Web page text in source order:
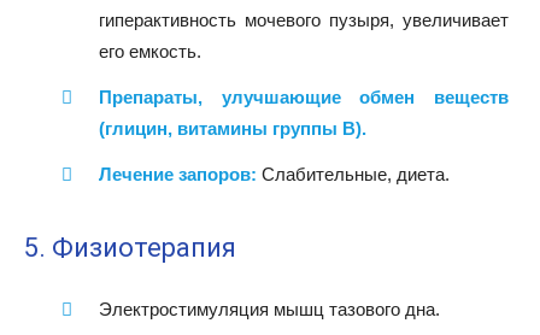
гиперактивность мочевого пузыря, увеличивает
его емкость.
Препараты, улучшающие обмен веществ
(глицин, витамины группы В).
Лечение запоров: Слабительные, диета.
5. Физиотерапия
Электростимуляция мышц тазового дна.